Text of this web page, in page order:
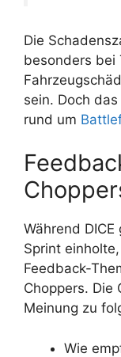
Die
besonders bei
sein. Doch
rund um
Während
Sprint
Feedback-
Choppers. Die
Meinung zu
Wie